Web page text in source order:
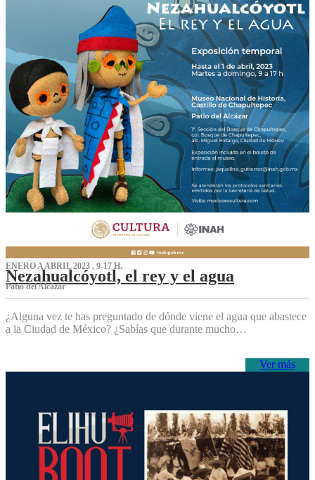
ENERO A ABRIL 2023 , 9-17 H.
Nezahualcóyotl, el rey y el agua
Patio del Alcázar
¿Alguna vez te has preguntado de dónde viene el agua que abastece
a la Ciudad de México? ¿Sabías que durante mucho…
Ver más